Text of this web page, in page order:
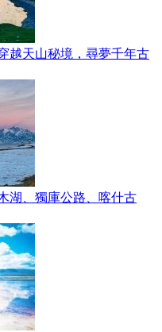
越天山秘境，尋夢千年古
湖、獨庫公路、喀什古